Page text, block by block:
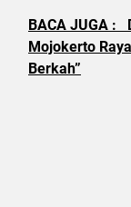
BACA JUGA :
Mojokerto
Berkah”